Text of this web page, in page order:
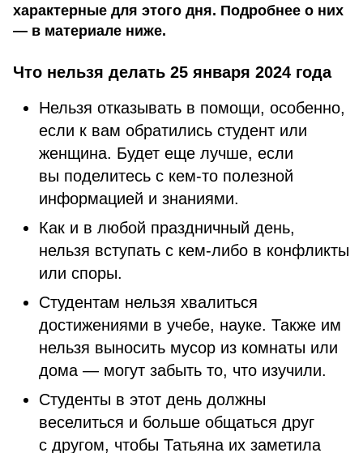
характерные для этого дня. Подробнее о них
— в материале ниже.
Что нельзя делать 25 января 2024 года
Нельзя отказывать в помощи, особенно,
если к вам обратились студент или
женщина. Будет еще лучше, если
вы поделитесь с кем-то полезной
информацией и знаниями.
Как и в любой праздничный день,
нельзя вступать с кем-либо в конфликты
или споры.
Студентам нельзя хвалиться
достижениями в учебе, науке. Также им
нельзя выносить мусор из комнаты или
дома — могут забыть то, что изучили.
Студенты в этот день должны
веселиться и больше общаться друг
с другом, чтобы Татьяна их заметила